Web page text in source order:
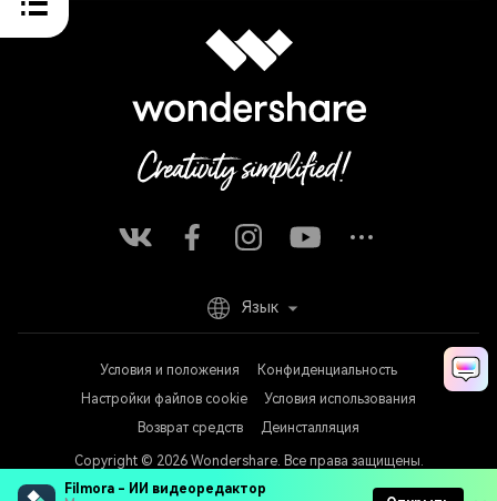
Filmora - ИИ видеоредактор
Условия и положения
Конфиденциальность
Настройки файлов cookie
Условия использования
Возврат средств
Деинсталляция
Copyright © 2026 Wondershare. Все права защищены.
Язык